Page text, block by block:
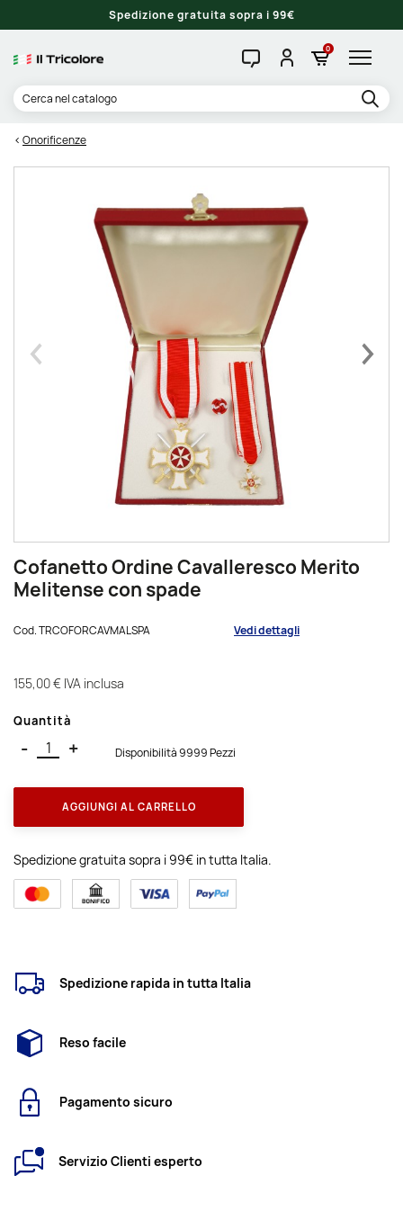
Spedizione gratuita sopra i 99€
0
Onorificenze
Precedente
Cofanetto Ordine Cavalleresco Merito
Melitense con spade
Cod.TRCOFORCAVMALSPA Vedi dettagli
155,00 € IVA inclusa
Quantità
- + Disponibilità 9999 Pezzi
AGGIUNGI AL CARRELLO
Spedizione gratuita sopra i 99€ in tutta Italia.
Spedizione rapida in tutta Italia
Reso facile
Pagamento sicuro
Servizio Clienti esperto